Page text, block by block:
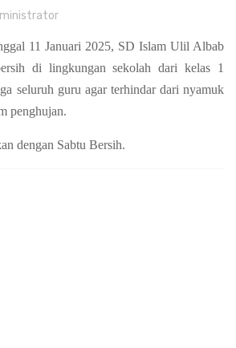
11 Januari 2025, SD Islam Ulil Albab
di lingkungan sekolah dari kelas 1
seluruh guru agar terhindar dari nyamuk
penghujan.
dengan Sabtu Bersih.